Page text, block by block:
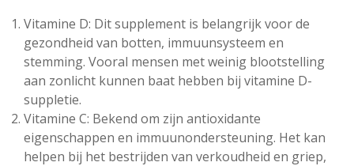
Vitamine D: Dit supplement is belangrijk voor de
gezondheid van botten, immuunsysteem en
stemming. Vooral mensen met weinig blootstelling
aan zonlicht kunnen baat hebben bij vitamine D-
suppletie.
Vitamine C: Bekend om zijn antioxidante
eigenschappen en immuunondersteuning. Het kan
helpen bij het bestrijden van verkoudheid en griep,